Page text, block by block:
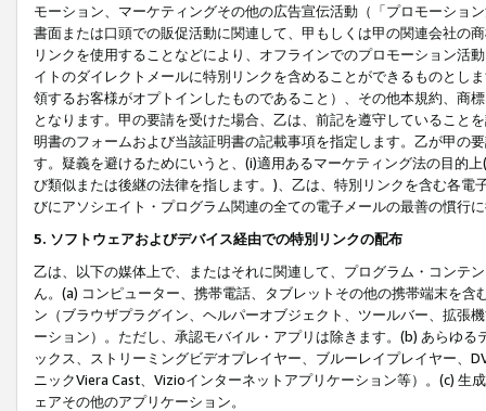
モーション、マーケティングその他の広告宣伝活動（「プロモーショ
書面または口頭での販促活動に関連して、甲もしくは甲の関連会社の
リンクを使用することなどにより、オフラインでのプロモーション活
イトのダイレクトメールに特別リンクを含めることができるものとし
領するお客様がオプトインしたものであること）、その他本規約、商
となります。甲の要請を受けた場合、乙は、前記を遵守していること
明書のフォームおよび当該証明書の記載事項を指定します。乙が甲の
す。疑義を避けるためにいうと、(i)適用あるマーケティング法の目的
び類似または後継の法律を指します。)、乙は、特別リンクを含む各
びにアソシエイト・プログラム関連の全ての電子メールの最善の慣行
5. ソフトウェアおよびデバイス経由での特別リンクの配布
乙は、以下の媒体上で、またはそれに関連して、プログラム・コンテ
ん。(a) コンピューター、携帯電話、タブレットその他の携帯端末を
ン（ブラウザプラグイン、ヘルパーオブジェクト、ツールバー、拡張
ーション）。ただし、承認モバイル・アプリは除きます。(b) あらゆ
ックス、ストリーミングビデオプレイヤー、ブルーレイプレイヤー、
ニックViera Cast、Vizioインターネットアプリケーション等）。(c)
ェアその他のアプリケーション。